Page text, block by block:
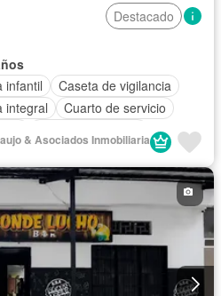
Destacado
infantil
Caseta de vigilancia
integral
Cuarto de servicio
& Asociados Inmobiliaria